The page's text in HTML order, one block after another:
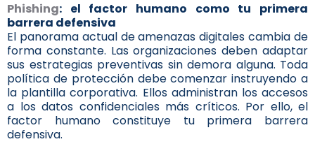
Phishing: el factor humano como tu primera
barrera defensiva
El panorama actual de amenazas digitales cambia de
forma constante. Las organizaciones deben adaptar
sus estrategias preventivas sin demora alguna. Toda
política de protección debe comenzar instruyendo a
la plantilla corporativa. Ellos administran los accesos
a los datos confidenciales más críticos. Por ello, el
factor humano constituye tu primera barrera
defensiva.